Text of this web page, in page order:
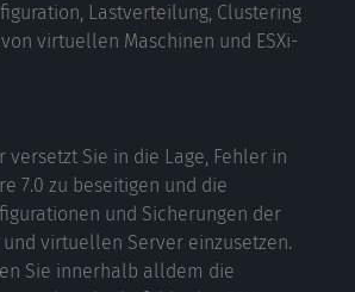
Lastverteilung, Clustering
virtuellen Maschinen und ESXi-
versetzt Sie in die Lage, Fehler in
7.0 zu beseitigen und die
und Sicherungen der
virtuellen Server einzusetzen.
Sie innerhalb alldem die